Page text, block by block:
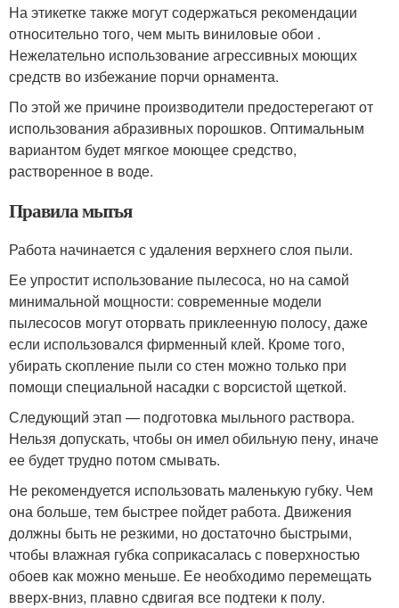
На этикетке также могут содержаться рекомендации
относительно того, чем мыть виниловые обои .
Нежелательно использование агрессивных моющих
средств во избежание порчи орнамента.
По этой же причине производители предостерегают от
использования абразивных порошков. Оптимальным
вариантом будет мягкое моющее средство,
растворенное в воде.
Правила мытья
Работа начинается с удаления верхнего слоя пыли.
Ее упростит использование пылесоса, но на самой
минимальной мощности: современные модели
пылесосов могут оторвать приклеенную полосу, даже
если использовался фирменный клей. Кроме того,
убирать скопление пыли со стен можно только при
помощи специальной насадки с ворсистой щеткой.
Следующий этап — подготовка мыльного раствора.
Нельзя допускать, чтобы он имел обильную пену, иначе
ее будет трудно потом смывать.
Не рекомендуется использовать маленькую губку. Чем
она больше, тем быстрее пойдет работа. Движения
должны быть не резкими, но достаточно быстрыми,
чтобы влажная губка соприкасалась с поверхностью
обоев как можно меньше. Ее необходимо перемещать
вверх-вниз, плавно сдвигая все подтеки к полу.